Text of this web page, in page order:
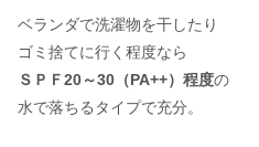
ベランダで洗濯物を干したり
ゴミ捨てに行く程度なら
ＳＰＦ20～30（PA++）程度の
水で落ちるタイプで充分。